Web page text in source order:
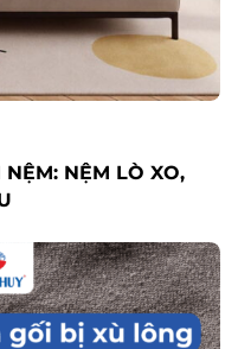
NỆM LÒ XO,